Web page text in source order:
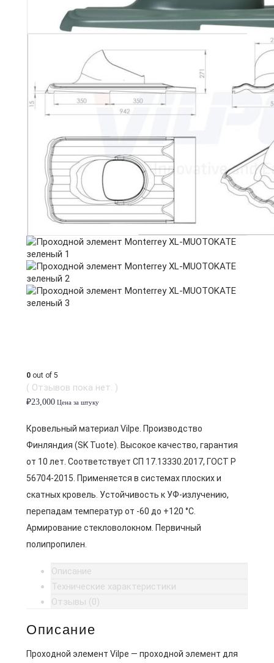
0 out of 5
( Отзывов пока нет. )
₽23,000 Цена за штуку
Кровельный материал Vilpe. Производство
Финляндия (SK Tuote). Высокое качество, гарантия
от 10 лет. Соответствует СП 17.13330.2017, ГОСТ Р
56704-2015. Применяется в системах плоских и
скатных кровель. Устойчивость к УФ-излучению,
перепадам температур от -60 до +120 °C.
Армирование стекловолокном. Первичный
полипропилен.
Описание
Технические характеристики
Отзывы (0)
Описание
Проходной элемент Vilpe — проходной элемент для